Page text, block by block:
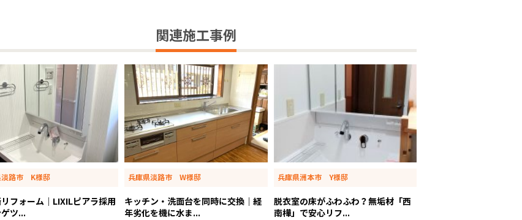
関連施工事例
淡路市 K様邸
フォーム｜LIXILピアラ採用
ツ...
兵庫県淡路市 W様邸
キッチン・洗面台を同時に交換｜経
年劣化を機に水ま...
兵庫県洲本市 Y様邸
脱衣室の床がふわふわ？無垢材「西
南樺」で安心リフ...